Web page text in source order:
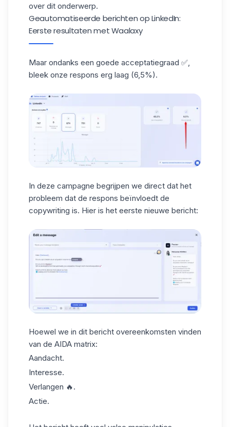
over dit onderwerp.
Geautomatiseerde berichten op LinkedIn:
Eerste resultaten met Waalaxy
Maar ondanks een goede acceptatiegraad ✅,
bleek onze respons erg laag (6,5%).
In deze campagne begrijpen we direct dat het
probleem dat de respons beïnvloedt de
copywriting is. Hier is het eerste nieuwe bericht:
Hoewel we in dit bericht overeenkomsten vinden
van de AIDA matrix:
Aandacht.
Interesse.
Verlangen 🔥.
Actie.